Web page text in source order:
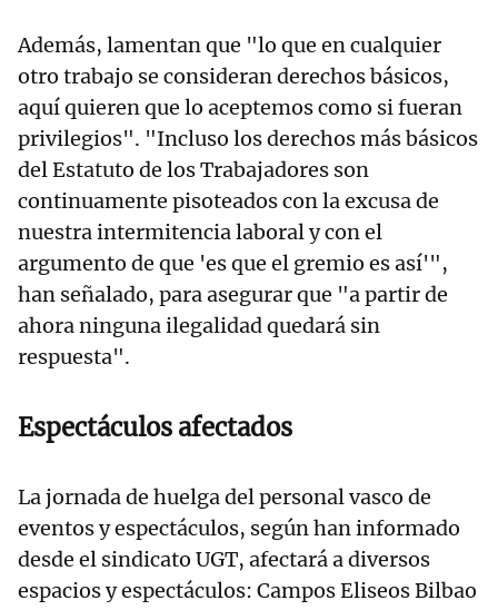
Además, lamentan que "lo que en cualquier
otro trabajo se consideran derechos básicos,
aquí quieren que lo aceptemos como si fueran
privilegios". "Incluso los derechos más básicos
del Estatuto de los Trabajadores son
continuamente pisoteados con la excusa de
nuestra intermitencia laboral y con el
argumento de que 'es que el gremio es así'",
han señalado, para asegurar que "a partir de
ahora ninguna ilegalidad quedará sin
respuesta".
Espectáculos afectados
La jornada de huelga del personal vasco de
eventos y espectáculos, según han informado
desde el sindicato UGT, afectará a diversos
espacios y espectáculos: Campos Eliseos Bilbao